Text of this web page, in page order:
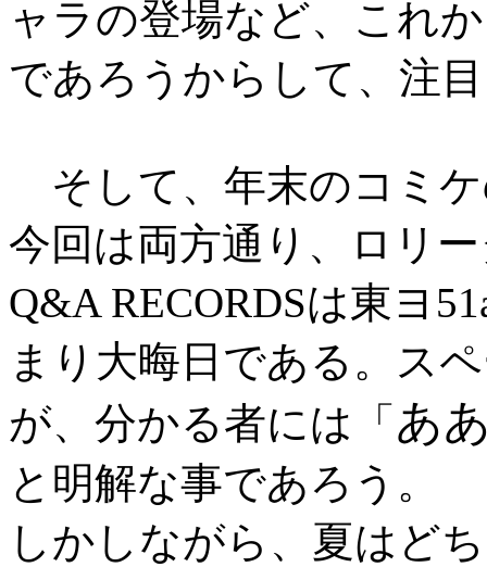
ャラの登場など、これ
であろうからして、注
そして、年末のコミ
今回は両方通り、ロリ
Q&A RECORDSは東ヨ
まり大晦日である。ス
が、分かる者には「 あ
と明解な事であろう。
しかしながら、夏はど